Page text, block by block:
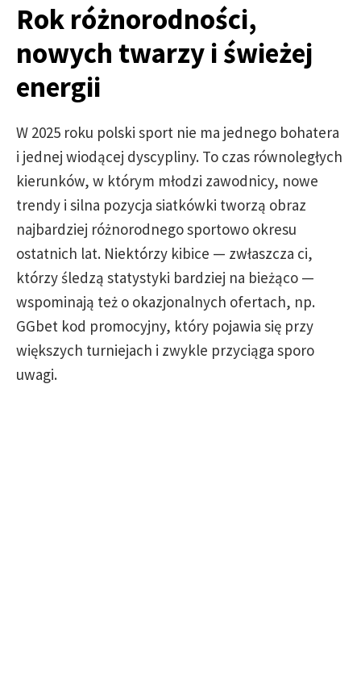
Rok różnorodności,
nowych twarzy i świeżej
energii
W 2025 roku polski sport nie ma jednego bohatera
i jednej wiodącej dyscypliny. To czas równoległych
kierunków, w którym młodzi zawodnicy, nowe
trendy i silna pozycja siatkówki tworzą obraz
najbardziej różnorodnego sportowo okresu
ostatnich lat. Niektórzy kibice — zwłaszcza ci,
którzy śledzą statystyki bardziej na bieżąco —
wspominają też o okazjonalnych ofertach, np.
GGbet kod promocyjny, który pojawia się przy
większych turniejach i zwykle przyciąga sporo
uwagi.